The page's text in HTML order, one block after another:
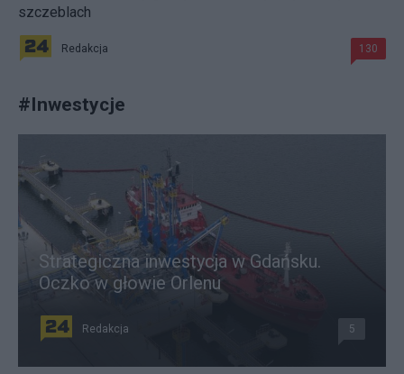
szczeblach
Redakcja 130
#Inwestycje
Strategiczna inwestycja w Gdańsku.
Oczko w głowie Orlenu
Redakcja 5